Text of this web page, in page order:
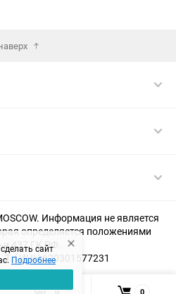
сайт
Подробнее
Информация не является
определяется положениями
437 ГК РФ.
| ИНН 620301577231
магазина -
KHAKIMOVSEO.RU
0 0